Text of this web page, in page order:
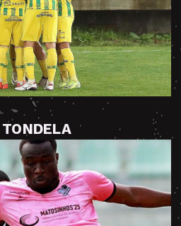
0 - 1 TONDELA